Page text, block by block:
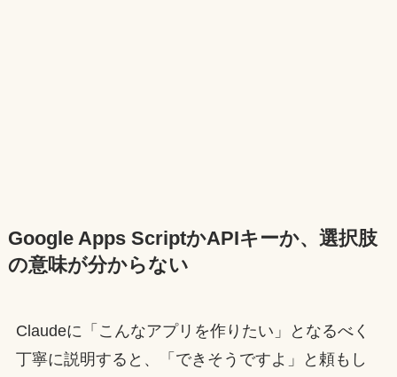
Google Apps ScriptかAPIキーか、選択肢
の意味が分からない
Claudeに「こんなアプリを作りたい」となるべく
丁寧に説明すると、「できそうですよ」と頼もし